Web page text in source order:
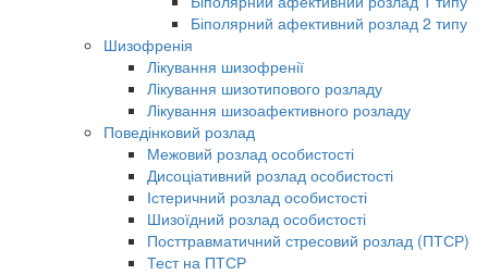
Біполярний афективний розлад 2 типу
Шизофренія
Лікування шизофренії
Лікування шизотипового розладу
Лікування шизоафективного розладу
Поведінковий розлад
Межовий розлад особистості
Дисоціативний розлад особистості
Істеричний розлад особистості
Шизоїдний розлад особистості
Посттравматичний стресовий розлад (ПТСР)
Тест на ПТСР